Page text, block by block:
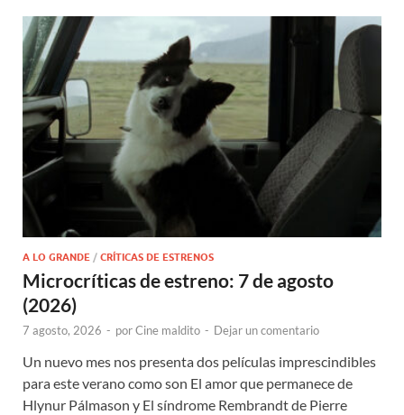
A LO GRANDE / CRÍTICAS DE ESTRENOS
Microcríticas de estreno: 7 de agosto
(2026)
7 agosto, 2026 - porCine maldito - Dejar un comentario
Un nuevo mes nos presenta dos películas imprescindibles
para este verano como son El amor que permanece de
Hlynur Pálmason y El síndrome Rembrandt de Pierre